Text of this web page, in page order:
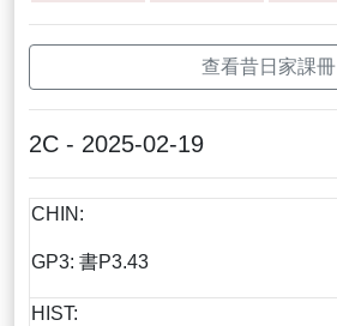
查看昔日家課冊
2C - 2025-02-19
CHIN:
GP3: 書P3.43
HIST: